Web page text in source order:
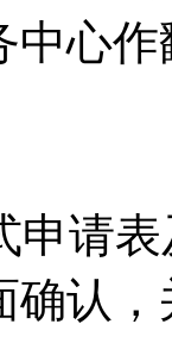
中心
请表
确认